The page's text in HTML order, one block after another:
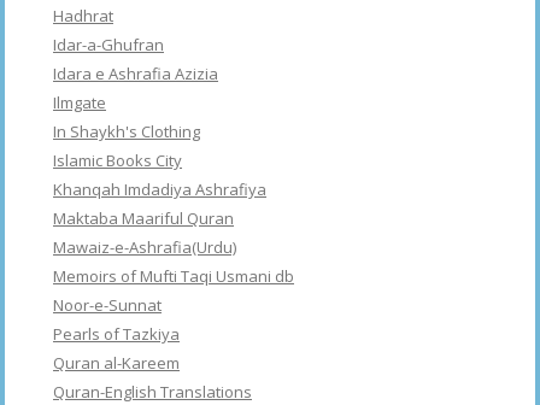
Hadhrat
Idar-a-Ghufran
Idara e Ashrafia Azizia
Ilmgate
In Shaykh's Clothing
Islamic Books City
Khanqah Imdadiya Ashrafiya
Maktaba Maariful Quran
Mawaiz-e-Ashrafia(Urdu)
Memoirs of Mufti Taqi Usmani db
Noor-e-Sunnat
Pearls of Tazkiya
Quran al-Kareem
Quran-English Translations